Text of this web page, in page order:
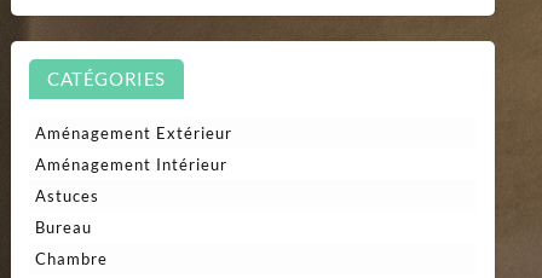
CATÉGORIES
Aménagement Extérieur
Aménagement Intérieur
Astuces
Bureau
Chambre